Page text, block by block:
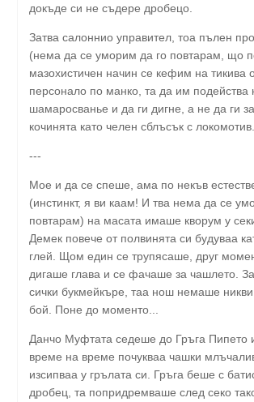
докъде си не съдере дробецо.
Затва салоннио управител, тоа пълен
(нема да се уморим да го повтарам, що
мазохистичен начин се кефим на тикива
персонало по манко, та да им подейства
шамаросванье и да ги дигне, а не да ги
кочинята като челен сблъсък с локомотив.
---
Мое и да се спеше, ама по некъв
(инстинкт, я ви каам! И тва нема да се
повтарам) на масата имаше кворум у
Демек повече от полвинята си будуваа
глей. Щом един се трупясаше, друг
дигаше глава и се фачаше за чашлето.
сички букмейкъре, таа нош немаше никви
бой. Поне до моменто...
Данчо Муфтата седеше до Гръга Пипето
време на време почукваа чашки
изсипваа у грълата си. Гръга беше с
дробец, та попридремваше след секо